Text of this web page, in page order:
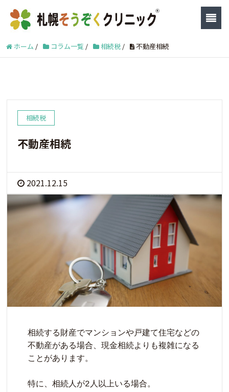
ホーム / コラム一覧 / 相続税 / 不動産相続
相続税
不動産相続
2021.12.15
相続する財産でマンションや戸建て住宅などの
不動産がある場合、現金相続よりも複雑になる
ことがあります。
特に、相続人が2人以上いる場合。